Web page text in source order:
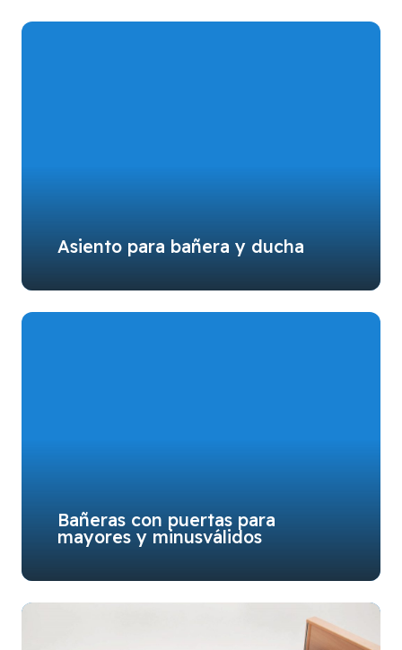
Asiento para bañera y ducha
Bañeras con puertas para
mayores y minusválidos